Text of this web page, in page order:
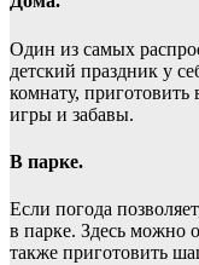
Один из самых
детский праздник у
комнату,
игры и забавы.
В парке.
Если погода
в парке. Здесь можно
также приготовить